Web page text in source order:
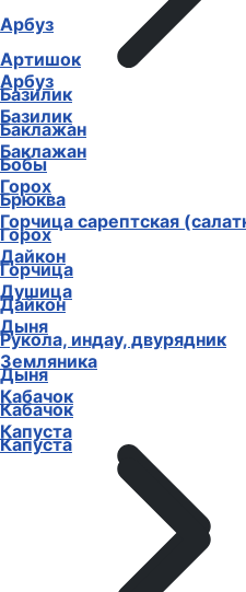
Арбуз
Базилик
Баклажан
Горох
Горчица сарептская
Дайкон
Душица
Дыня
Земляника
Кабачок
Капуста
Арбуз
Артишок
Базилик
Баклажан
Бобы
Брюква
Горох
Горчица
Дайкон
Рукола, индау, двурядник
Дыня
Кабачок
Капуста